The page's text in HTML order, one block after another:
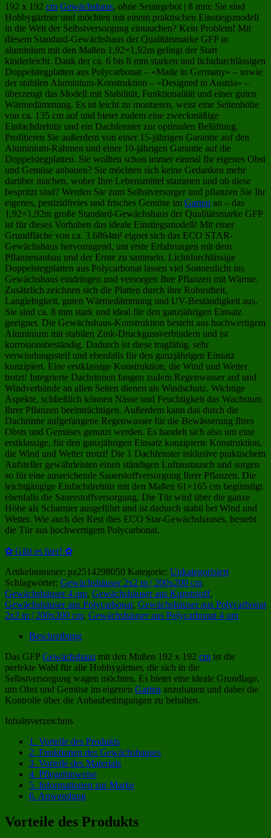
192 x 192 cm Gewächshaus, ohne Setangebot | 8 mm: Sie sind
Hobbygärtner und möchten mit einem praktischen Einstiegsmodell
in die Welt der Selbstversorgung eintauchen? Kein Problem! Mit
diesem Standard-Gewächshaus der Qualitätsmarke GFP in
aluminium mit den Maßen 1,92×1,92m gelingt der Start
kinderleicht. Dank der ca. 6 bis 8 mm starken und lichtdurchlässigen
Doppelstegplatten aus Polycarbonat – «Made in Germany» – sowie
der stabilen Aluminium-Konstruktion – «Designed in Austria» –
überzeugt das Modell mit Stabilität, Funktionalität und einer guten
Wärmedämmung. Es ist leicht zu montieren, weist eine Seitenhöhe
von ca. 135 cm auf und bietet zudem eine zweckmäßige
Einfachdrehtür und ein Dachfenster zur optimalen Belüftung.
Profitieren Sie außerdem von einer 15-jährigen Garantie auf den
Aluminium-Rahmen und einer 10-jährigen Garantie auf die
Doppelstegplatten. Sie wollten schon immer einmal Ihr eigenes Obst
und Gemüse anbauen? Sie möchten sich keine Gedanken mehr
darüber machen, woher Ihre Lebensmittel stammen und ob diese
bespritzt sind? Werden Sie zum Selbstversorger und pflanzen Sie Ihr
eigenes, pestizidfreies und frisches Gemüse im Garten an – das
1,92×1,92m große Standard-Gewächshaus der Qualitätsmarke GFP
ist für dieses Vorhaben das ideale Einstiegsmodell! Mit einer
Grundfläche von ca. 3.6864m² eignet sich das ECO STAR-
Gewächshaus hervorragend, um erste Erfahrungen mit dem
Pflanzenanbau und der Ernte zu sammeln. Lichtdurchlässige
Doppelstegplatten aus Polycarbonat lassen viel Sonnenlicht ins
Gewächshaus eindringen und versorgen Ihre Pflanzen mit Wärme.
Zusätzlich zeichnen sich die Platten durch ihre Robustheit,
Langlebigkeit, guten Wärmedämmung und UV-Beständigkeit aus.
Sie sind ca. 8 mm stark und ideal für den ganzjährigen Einsatz
geeignet. Die Gewächshaus-Konstruktion besteht aus hochwertigem
Aluminium mit stabilen Zink-Druckgussverbindern und ist
korrosionsbeständig. Dadurch ist diese tragfähig, sehr
verwindungssteif und ebenfalls für den ganzjährigen Einsatz
konzipiert. Eine erstklassige Konstruktion, die Wind und Wetter
trotzt! Integrierte Dachrinnen fangen zudem Regenwasser auf und
Windverbände an allen Seiten dienen als Windschutz. Wichtige
Aspekte, schließlich können Nässe und Feuchtigkeit das Wachstum
Ihrer Pflanzen beeinträchtigen. Außerdem kann das durch die
Dachrinne aufgefangene Regenwasser für die Bewässerung Ihres
Obsts und Gemüses genutzt werden. Es handelt sich also um eine
erstklassige, für den ganzjährigen Einsatz konzipierte Konstruktion,
die Wind und Wetter trotzt! Die 1 Dachfenster inklusive praktischem
Aufsteller gewährleisten einen ständigen Luftaustausch und sorgen
so für eine ausreichende Sauerstoffversorgung Ihrer Pflanzen. Die
leichtgängige Einfachdrehtür mit den Maßen 61×165 cm begünstigt
ebenfalls die Sauerstoffversorgung. Die Tür wird über die ganze
Höhe als Scharnier ausgeführt und ist dadurch stabil bei Wind und
Wetter. Wie auch der Rest dies ECO Star-Gewächshauses, besteht
die Tür aus hochwertigem Polycarbonat.
✿ Gibt es hier! ✿
Artikelnummer: pz2514298050 Kategorie: Unkategorisiert
Schlagwörter: Gewächshäuser 2x2 m | 200x200 cm,
Gewächshäuser 4 qm, Gewächshäuser aus Kunststoff,
Gewächshäuser aus Polycarbonat, Gewächshäuser aus Polycarbonat
2x2 m | 200x200 cm, Gewächshäuser aus Polycarbonat 4 qm
Beschreibung
Das GFP Gewächshaus mit den Maßen 192 x 192 cm ist die
perfekte Wahl für alle Hobbygärtner, die sich in die
Selbstversorgung wagen möchten. Es bietet eine ideale Grundlage,
um Obst und Gemüse im eigenen Garten anzubauen und dabei die
Kontrolle über die Anbaubedingungen zu behalten.
Inhaltsverzeichnis
1. Vorteile des Produkts
2. Funktionen des Gewächshauses
3. Vorteile des Materials
4. Pflegehinweise
5. Informationen zur Marke
6. Anwendung
Vorteile des Produkts